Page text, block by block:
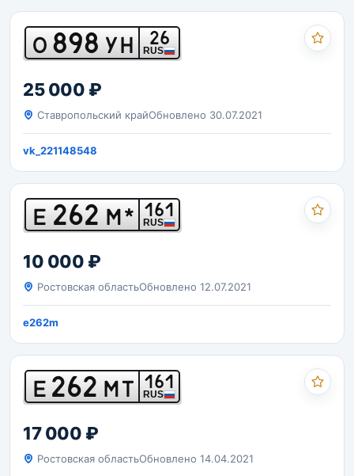
О 898 УН 26
RUS
25 000 ₽
Ставропольский крайОбновлено 30.07.2021
vk_221148548
Е 262 М* 161
RUS
10 000 ₽
Ростовская областьОбновлено 12.07.2021
e262m
Е262 МТ 161
RUS
17 000 ₽
Ростовская областьОбновлено 14.04.2021